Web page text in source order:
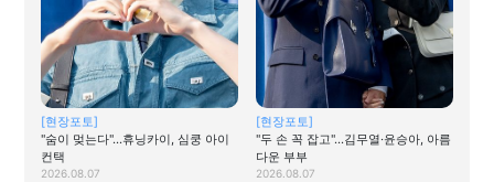
[현장포토]
"숨이 멎는다"…휴닝카이, 심쿵 아이
컨택
2026.08.07
[현장포토]
"두 손 꼭 잡고"…김무열·윤승아, 아름
다운 부부
2026.08.07